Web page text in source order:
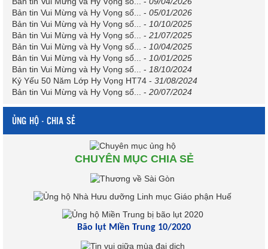
Bản tin Vui Mừng và Hy Vọng số...
- 05/01/2026
Bản tin Vui Mừng và Hy Vọng số...
- 10/10/2025
Bản tin Vui Mừng và Hy Vọng số...
- 21/07/2025
Bản tin Vui Mừng và Hy Vọng số...
- 10/04/2025
Bản tin Vui Mừng và Hy Vọng số...
- 10/01/2025
Bản tin Vui Mừng và Hy Vọng số...
- 18/10/2024
Kỷ Yếu 50 Năm Lớp Hy Vọng HT74 - 31/08/2024
Bản tin Vui Mừng và Hy Vọng số...
- 20/07/2024
ỦNG HỘ - CHIA SẺ
CHUYÊN MỤC CHIA SẺ
Bão lụt Miền Trung 10/2020